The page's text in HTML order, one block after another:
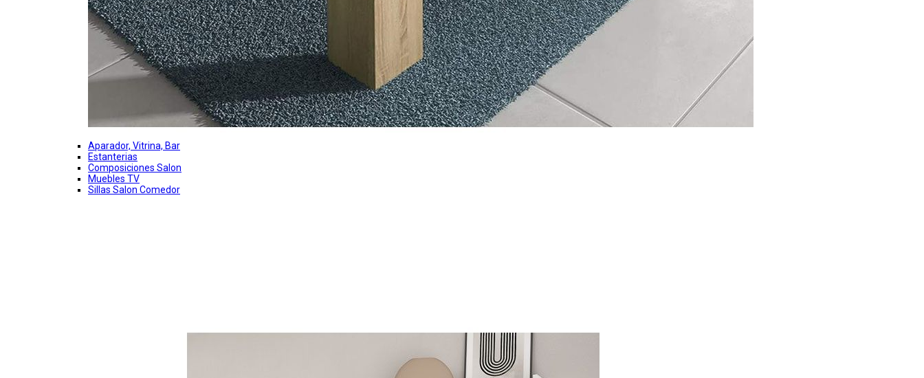
Aparador, Vitrina, Bar
Estanterias
Composiciones Salon
Muebles TV
Sillas Salon Comedor